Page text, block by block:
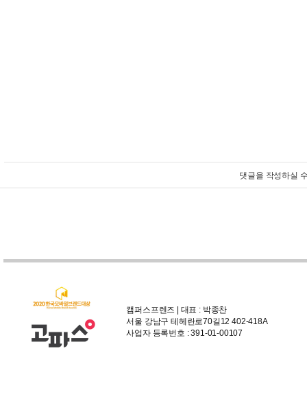
댓글을 작성하실
캠퍼스프렌즈 | 대표 : 박종찬
서울 강남구 테헤란로70길12 402-418A
사업자 등록번호 : 391-01-00107